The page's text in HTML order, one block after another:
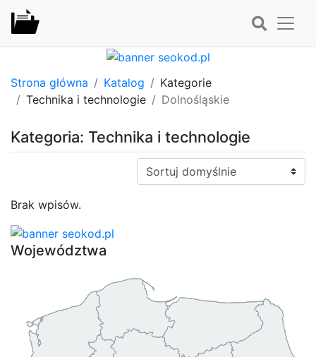
Strona główna Katalog
Kategorie
Technika i technologie
Dolnośląskie
Kategoria: Technika i technologie
Sortuj:
Brak wpisów.
Województwa